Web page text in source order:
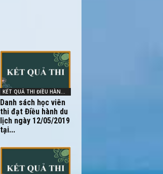
KẾT QUẢ THI ĐIỀU HÀNH - HDV
Danh sách học viên
thi đạt Điều hành du
lịch ngày 12/05/2019
tại...